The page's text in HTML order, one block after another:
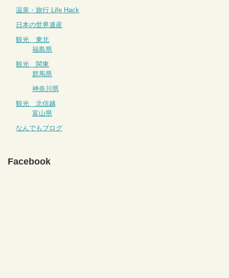
温泉・旅行 Life Hack
日本の世界遺産
観光 東北
福島県
観光 関東
群馬県
神奈川県
観光 北信越
富山県
なんでもブログ
Facebook